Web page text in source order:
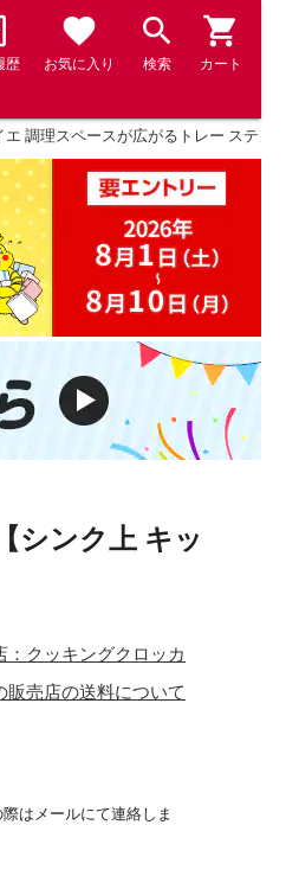
歴 お気に入り 検索 カート
エ 調理スペースが広がるトレー ステンレ
シンク上 キッ
：クッキングクロッカ
販売店の送料について
はメールにて連絡しま